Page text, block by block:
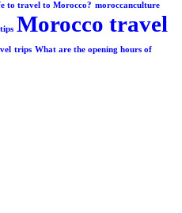
to travel to Morocco? moroccanculture
Morocco travel
trips What are the opening hours of